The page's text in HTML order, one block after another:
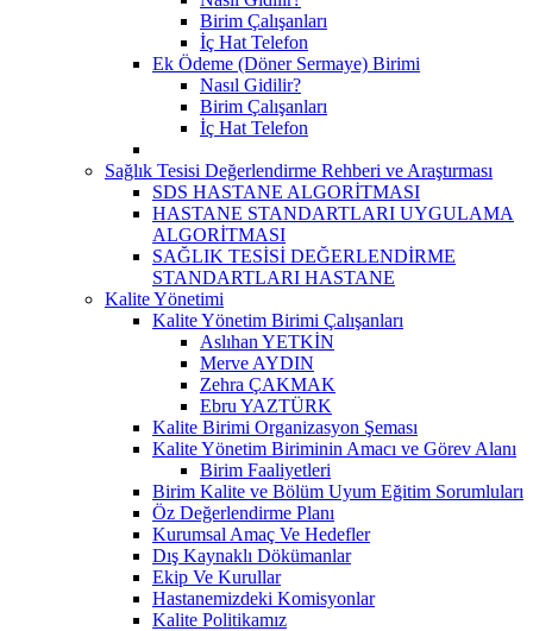
Birim Çalışanları
İç Hat Telefon
Ek Ödeme (Döner Sermaye) Birimi
Nasıl Gidilir?
Birim Çalışanları
İç Hat Telefon
Sağlık Tesisi Değerlendirme Rehberi ve Araştırması
SDS HASTANE ALGORİTMASI
HASTANE STANDARTLARI UYGULAMA
ALGORİTMASI
SAĞLIK TESİSİ DEĞERLENDİRME
STANDARTLARI HASTANE
Kalite Yönetimi
Kalite Yönetim Birimi Çalışanları
Aslıhan YETKİN
Merve AYDIN
Zehra ÇAKMAK
Ebru YAZTÜRK
Kalite Birimi Organizasyon Şeması
Kalite Yönetim Biriminin Amacı ve Görev Alanı
Birim Faaliyetleri
Birim Kalite ve Bölüm Uyum Eğitim Sorumluları
Öz Değerlendirme Planı
Kurumsal Amaç Ve Hedefler
Dış Kaynaklı Dökümanlar
Ekip Ve Kurullar
Hastanemizdeki Komisyonlar
Kalite Politikamız